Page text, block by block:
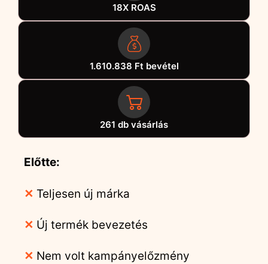
18X ROAS
1.610.838 Ft bevétel
261 db vásárlás
Előtte:
✕ Teljesen új márka
✕ Új termék bevezetés
✕ Nem volt kampányelőzmény